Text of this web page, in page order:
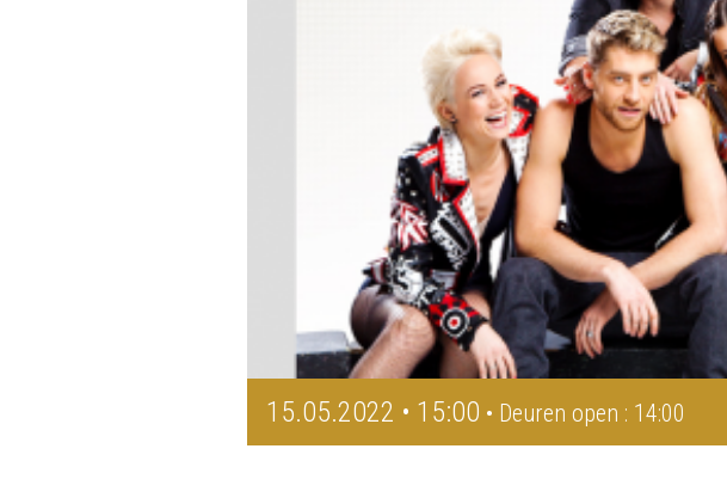
15.05.2022 • 15:00 • Deuren open : 14:00